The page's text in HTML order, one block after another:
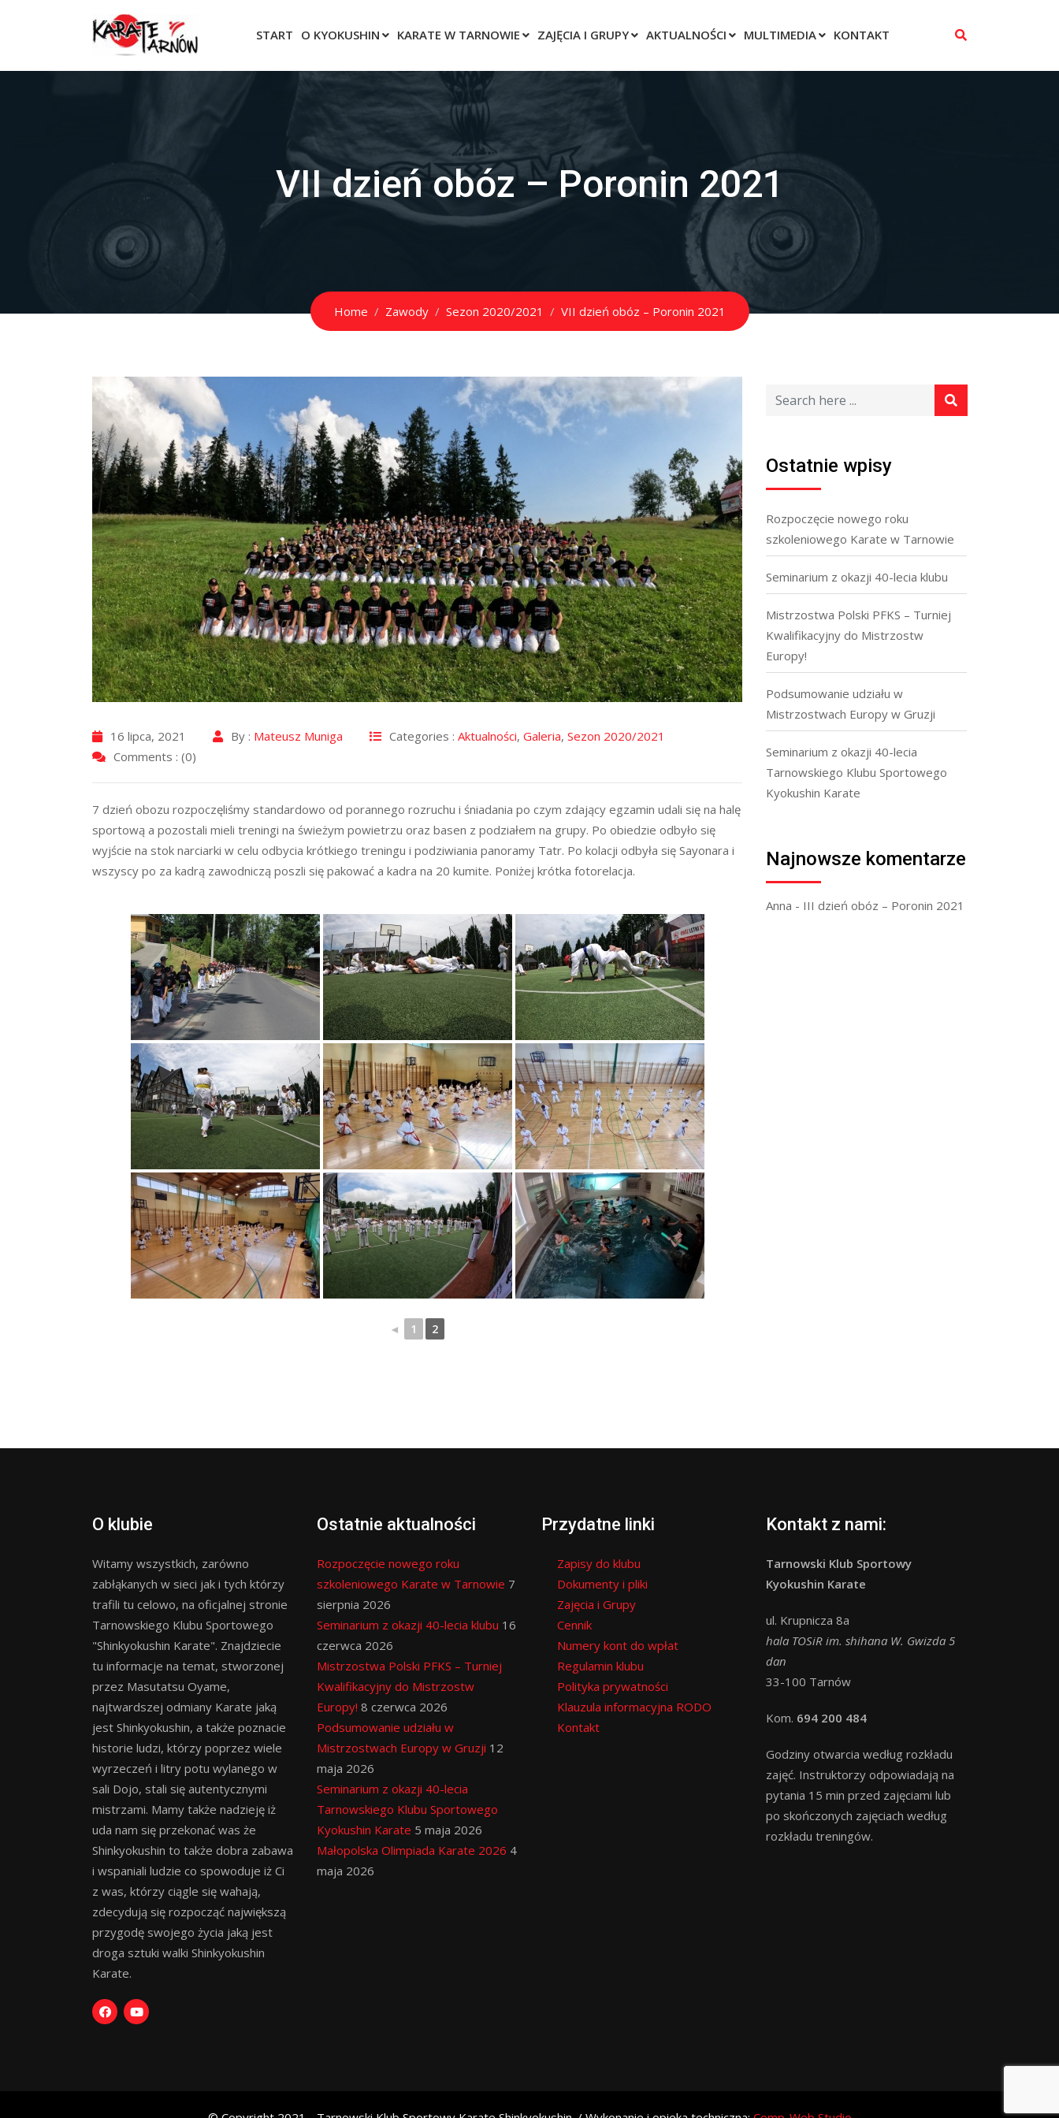
START O KYOKUSHIN KARATE W TARNOWIE ZAJĘCIA I GRUPY AKTUALNOŚCI MULTIMEDIA KONTAKT
VII dzień obóz – Poronin 2021
Home Zawody Sezon 2020/2021 VII dzień obóz – Poronin 2021
16 lipca, 2021 By : Mateusz Muniga Categories : Aktualności, Galeria, Sezon 2020/2021
Comments : (0)
7 dzień obozu rozpoczęliśmy standardowo od porannego rozruchu i śniadania po czym zdający egzamin udali się na halę
sportową a pozostali mieli treningi na świeżym powietrzu oraz basen z podziałem na grupy. Po obiedzie odbyło się
wyjście na stok narciarki w celu odbycia krótkiego treningu i podziwiania panoramy Tatr. Po kolacji odbyła się Sayonara i
wszyscy po za kadrą zawodniczą poszli się pakować a kadra na 20 kumite. Poniżej krótka fotorelacja.
◄ 1 2
Ostatnie wpisy
Rozpoczęcie nowego roku
szkoleniowego Karate w Tarnowie
Seminarium z okazji 40-lecia klubu
Mistrzostwa Polski PFKS – Turniej
Kwalifikacyjny do Mistrzostw
Europy!
Podsumowanie udziału w
Mistrzostwach Europy w Gruzji
Seminarium z okazji 40-lecia
Tarnowskiego Klubu Sportowego
Kyokushin Karate
Najnowsze komentarze
Anna - III dzień obóz – Poronin 2021
O klubie
Witamy wszystkich, zarówno
zabłąkanych w sieci jak i tych którzy
trafili tu celowo, na oficjalnej stronie
Tarnowskiego Klubu Sportowego
"Shinkyokushin Karate". Znajdziecie
tu informacje na temat, stworzonej
przez Masutatsu Oyame,
najtwardszej odmiany Karate jaką
jest Shinkyokushin, a także poznacie
historie ludzi, którzy poprzez wiele
wyrzeczeń i litry potu wylanego w
sali Dojo, stali się autentycznymi
mistrzami. Mamy także nadzieję iż
uda nam się przekonać was że
Shinkyokushin to także dobra zabawa
i wspaniali ludzie co spowoduje iż Ci
z was, którzy ciągle się wahają,
zdecydują się rozpocząć największą
przygodę swojego życia jaką jest
droga sztuki walki Shinkyokushin
Karate.
Ostatnie aktualności
Rozpoczęcie nowego roku
szkoleniowego Karate w Tarnowie 7
sierpnia 2026
Seminarium z okazji 40-lecia klubu 16
czerwca 2026
Mistrzostwa Polski PFKS – Turniej
Kwalifikacyjny do Mistrzostw
Europy! 8 czerwca 2026
Podsumowanie udziału w
Mistrzostwach Europy w Gruzji 12
maja 2026
Seminarium z okazji 40-lecia
Tarnowskiego Klubu Sportowego
Kyokushin Karate 5 maja 2026
Małopolska Olimpiada Karate 2026 4
maja 2026
Przydatne linki
Zapisy do klubu
Dokumenty i pliki
Zajęcia i Grupy
Cennik
Numery kont do wpłat
Regulamin klubu
Polityka prywatności
Klauzula informacyjna RODO
Kontakt
Kontakt z nami:
Tarnowski Klub Sportowy
Kyokushin Karate
ul. Krupnicza 8a
hala TOSiR im. shihana W. Gwizda 5
dan
33-100 Tarnów
Kom. 694 200 484
Godziny otwarcia według rozkładu
zajęć. Instruktorzy odpowiadają na
pytania 15 min przed zajęciami lub
po skończonych zajęciach według
rozkładu treningów.